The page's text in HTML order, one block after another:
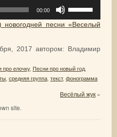
00:00
клавиши
вверх/
увеличить
уменьшить
громкость.
новогодней песни «Веселый
2017 автором: Владимир
про елочку, Песни про новый год
средняя группа текст, фонограмма
Весёлый жук »
site.